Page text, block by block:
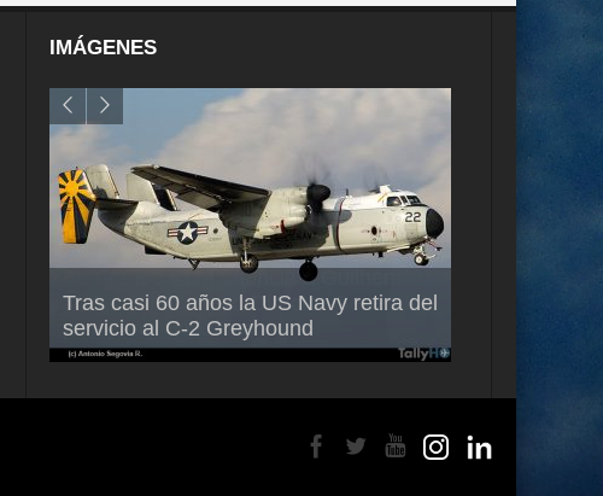
IMÁGENES
Tras casi 60 años la US Navy retira del
servicio al C-2 Greyhound
Air France-KLM anuncia a Guilhem
Mallet como nuevo Director General
para América Latina